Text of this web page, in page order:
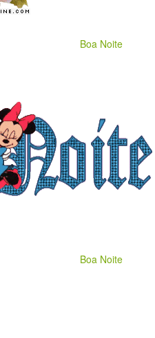
Boa Noite
Boa Noite